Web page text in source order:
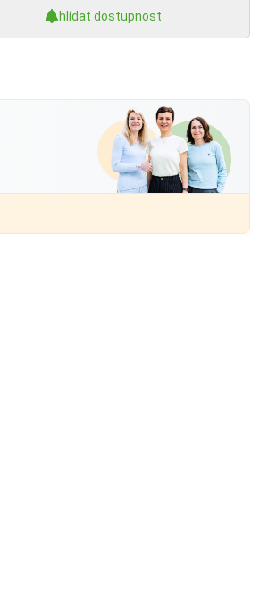
hlídat dostupnost